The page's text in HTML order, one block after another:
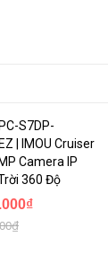
S7DP-
| IMOU Cruiser
Camera IP
360 Độ